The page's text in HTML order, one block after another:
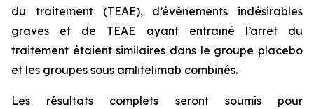
du traitement (TEAE), d’événements indésirables
graves et de TEAE ayant entraîné l’arrêt du
traitement étaient similaires dans le groupe placebo
et les groupes sous amlitelimab combinés.
Les résultats complets seront soumis pour